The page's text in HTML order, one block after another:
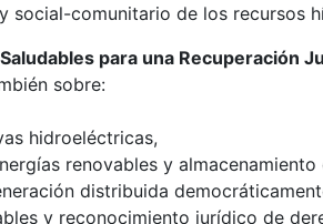
social-comunitario de los recursos
para una Recuperación
sobre:
hidroeléctricas,
renovables y almacenamiento
distribuida
y reconocimiento jurídico de